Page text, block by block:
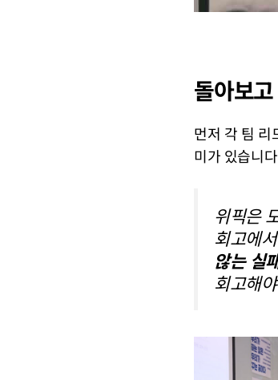
돌아보
먼저 각 팀 리
미가 있습니
위픽은
회고에
않는 실
회고해